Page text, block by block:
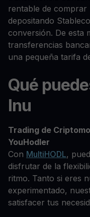
rentable de comprar
depositando
conversión. De esta
transferencias
una pequeña tarifa
Qué
Inu
Trading de
YouHodler
Con MultiHODL,
disfrutar de la
ritmo. Tanto si eres
experimentado,
satisfacer tus